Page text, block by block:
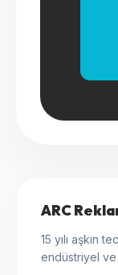
ARC
15 yılı aşkın
endüstriyel ve